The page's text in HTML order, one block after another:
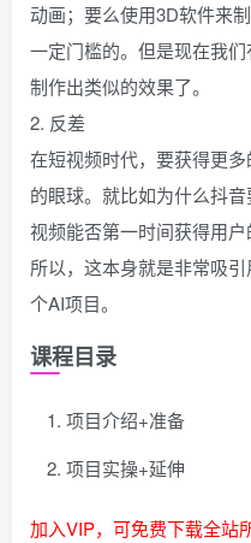
动画；要么使用3D软件来
一定门槛的。但是现在我
制作出类似的效果了。
2. 反差
在短视频时代，要获得更
的眼球。就比如为什么抖
视频能否第一时间获得用户
所以，这本身就是非常吸
个AI项目。
课程目录
项目介绍+准备
项目实操+延伸
加入VIP，可免费下载全站